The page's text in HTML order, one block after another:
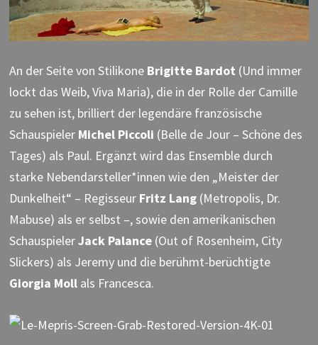
An der Seite von Stilikone Brigitte Bardot (Und immer
lockt das Weib, Viva Maria), die in der Rolle der Camille
zu sehen ist, brilliert der legendäre französische
Schauspieler Michel Piccoli (Belle de Jour – Schöne des
Tages) als Paul. Ergänzt wird das Ensemble durch
starke Nebendarsteller*innen wie den „Meister der
Dunkelheit“ – Regisseur Fritz Lang(Metropolis, Dr.
Mabuse) als er selbst –, sowie den amerikanischen
SchauspielerJack Palance(Out of Rosenheim, City
Slickers) als Jeremy und die berühmt-berüchtigte
Giorgia Mollals Francesca.